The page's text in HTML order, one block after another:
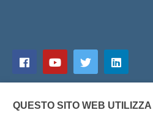
QUESTO SITO WEB UTILIZZA